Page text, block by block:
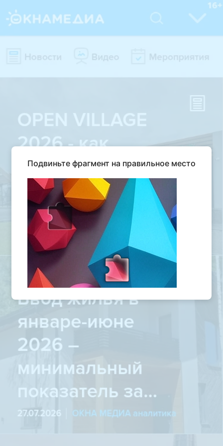
Подвиньте фрагмент на правильное место